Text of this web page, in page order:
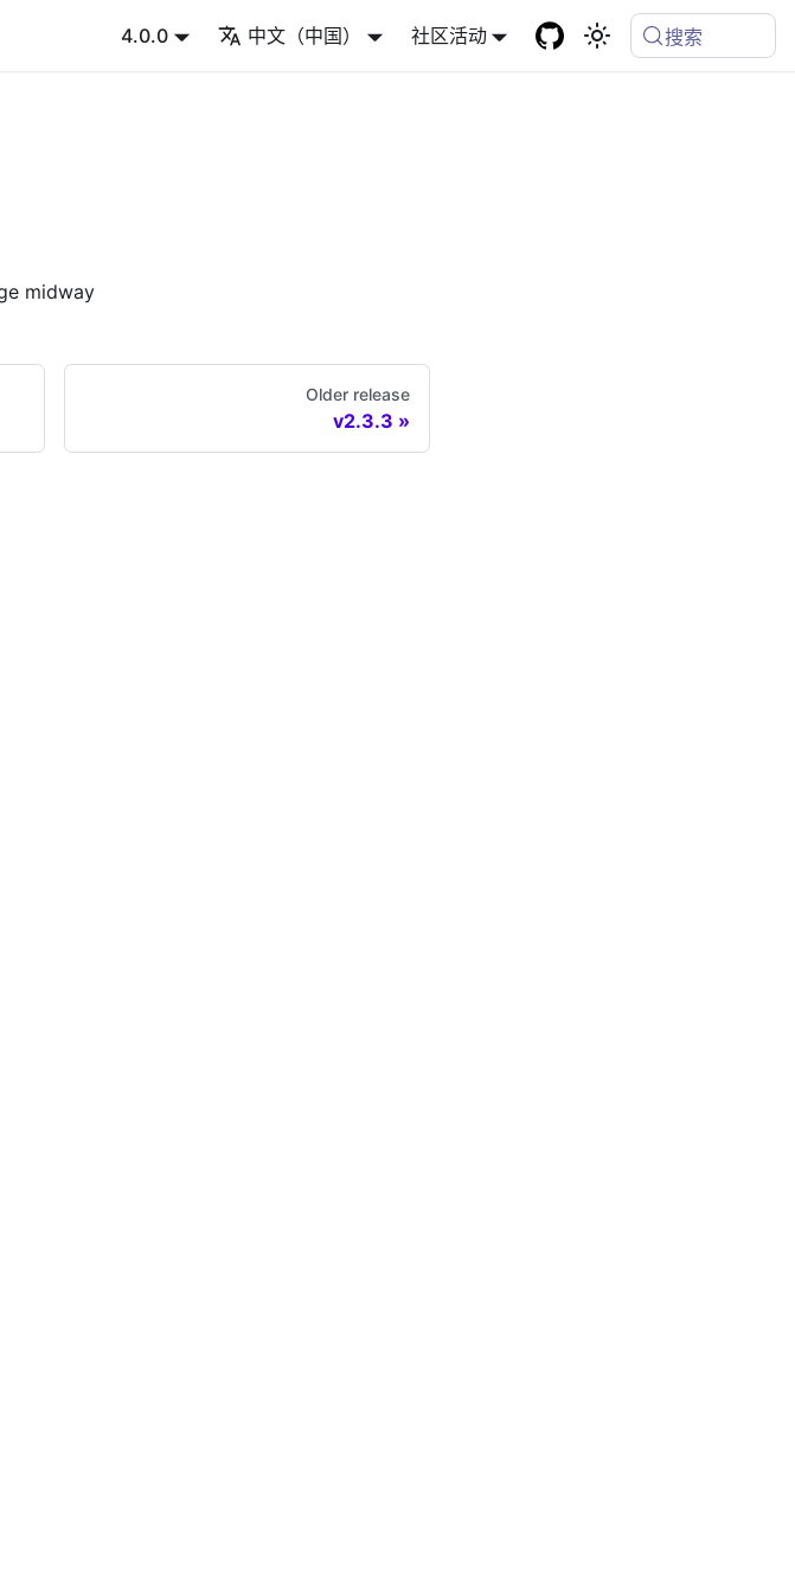
4.0.0 中文（中国） 社区活动 搜索
midway
Older release
v2.3.3